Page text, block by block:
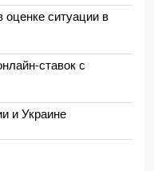
ситуации в
ставок с
и Украине